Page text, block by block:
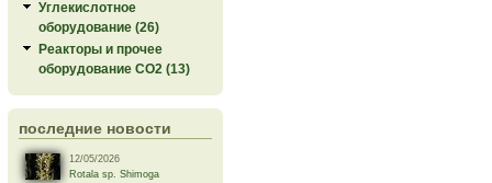
Углекислотное
оборудование (26)
Реакторы и прочее
оборудование СО2 (13)
последние новости
12/05/2026
Rotala sp. Shimoga